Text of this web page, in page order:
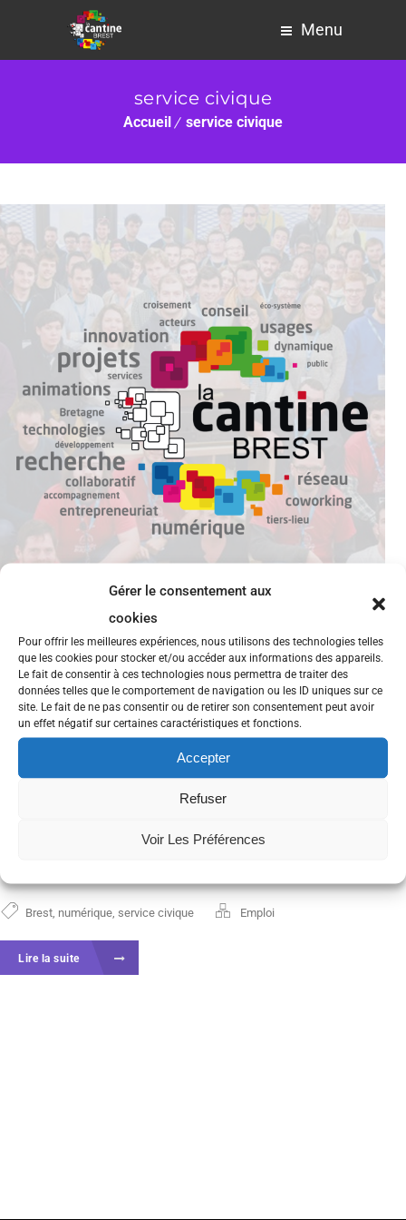
Gérer le consentement aux
cookies
Pour offrir les meilleures expériences, nous utilisons des technologies telles
que les cookies pour stocker et/ou accéder aux informations des appareils.
Le fait de consentir à ces technologies nous permettra de traiter des
données telles que le comportement de navigation ou les ID uniques sur ce
site. Le fait de ne pas consentir ou de retirer son consentement peut avoir
un effet négatif sur certaines caractéristiques et fonctions.
Accepter
Refuser
Voir Les Préférences
Menu
service civique
Accueil service civique
Recherche Volontaire en service
civique
Contribuer à l’utilisation du numérique dans une
classe relais Recherche personne ayant des habiletés
et une curiosité dans le domaine du numérique
(gestion de sites, veille, développement de nouveaux
outils, sensibilité à l’open source …) pour participer à
Brest numérique service civique Emploi
Lire la suite